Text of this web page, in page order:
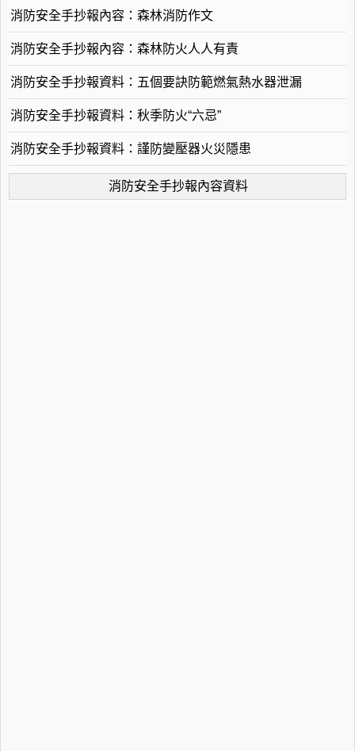
消防安全手抄報內容：森林消防作文
消防安全手抄報內容：森林防火人人有責
消防安全手抄報資料：五個要訣防範燃氣熱水器泄漏
消防安全手抄報資料：秋季防火“六忌”
消防安全手抄報資料：謹防變壓器火災隱患
消防安全手抄報內容資料